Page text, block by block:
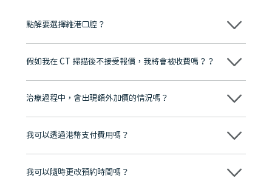
點解要選擇維港口腔？
維港口腔踐行「醫道濟世」的大學校訓，各分院匯聚來自香港、內地的
牌」、「2025香港企業領袖品牌」，是諾貝爾種植系統全球放心植牙中
至今已服務超過三十個國家和地區的顧客，受到粵港澳大灣區及周邊城
市市民極高的口碑評價及信任推薦 珠海、深圳設有八大分院，香港亦設
有咨詢及服務保障中心，有任何問題都可以隨時預約免費咨詢，讓人十
假如我在 CT 掃描後不接受報價，我將會被收費嗎？？
不會！只要未開始實際服務之前，你不會被收取任何費用。
治療過程中，會出現額外加價的情況嗎？
不會，治療前我們會詳細說明治療方案及對應的價錢，顧客同意並簽字
我可以透過港幣支付費用嗎？
可以。維港口腔會按照當日匯率轉算收取費用，而匯率會及時告知客人
我可以隨時更改預約時間嗎？